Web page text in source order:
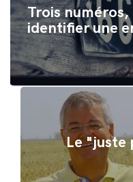
Trois
identifier une
Le "juste